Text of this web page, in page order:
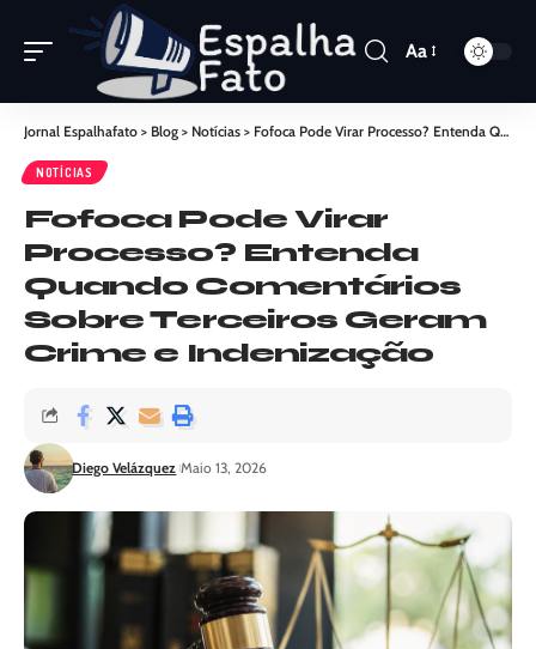
Aa
Jornal Espalhafato > Blog > Notícias > Fofoca Pode Virar Processo? Entenda Quando Comentários Sobre Terceiros Geram Crime e Indenização
NOTÍCIAS
Fofoca Pode Virar
Processo? Entenda
Quando Comentários
Sobre Terceiros Geram
Crime e Indenização
Diego Velázquez Maio 13, 2026